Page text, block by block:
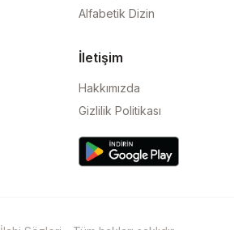
Alfabetik Dizin
İletişim
Hakkımızda
Gizlilik Politikası